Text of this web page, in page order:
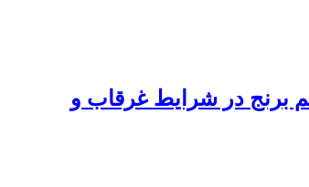
برنج در شرایط غرقاب و